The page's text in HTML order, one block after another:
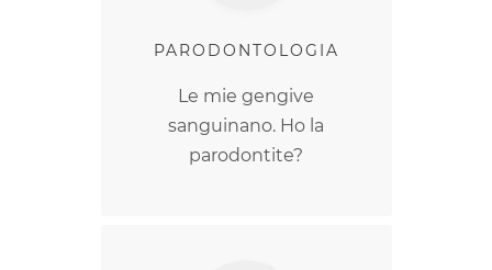
PARODONTOLOGIA
Le mie gengive
sanguinano. Ho la
parodontite?